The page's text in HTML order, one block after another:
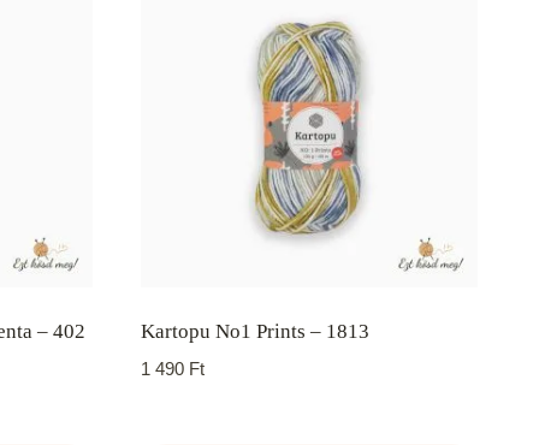
– 402 Kartopu No1 Prints – 1813
1 490 Ft